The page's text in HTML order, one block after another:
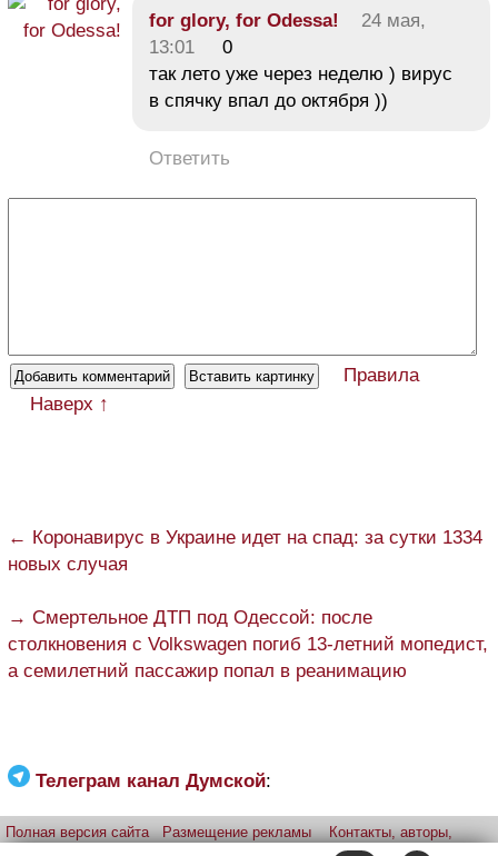
for glory, for Odessa!
24 мая,
13:01
0
так лето уже через неделю ) вирус
в спячку впал до октября ))
Ответить
Правила
Наверх ↑
← Коронавирус в Украине идет на спад: за сутки 1334
новых случая
→ Смертельное ДТП под Одессой: после
столкновения с Volkswagen погиб 13-летний мопедист,
а семилетний пассажир попал в реанимацию
Телеграм канал Думской:
Полная версия сайта Размещение рекламы
Контакты, авторы,